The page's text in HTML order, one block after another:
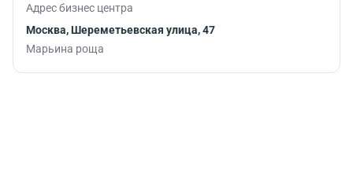
Адрес бизнес центра
Москва, Шереметьевская улица, 47
Марьина роща